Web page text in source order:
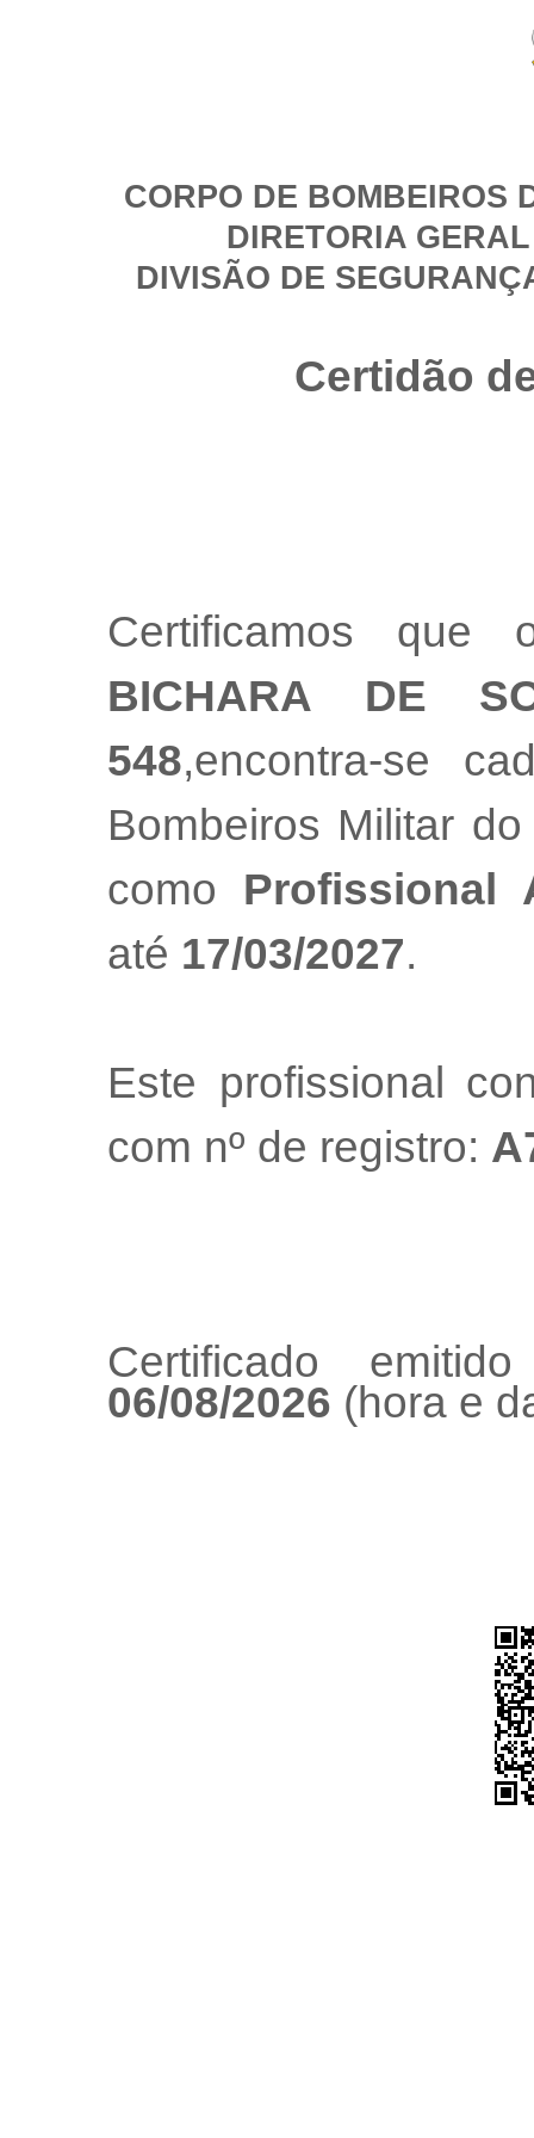
CORPO DE BOMBEIROS
DIRETORIA
DIVISÃO DE
Certidão
Certificamos que
BICHARA DE
548,encontra-se
Bombeiros Militar
como Profissional
até 17/03/2027.
Este profissional
com nº de registro:
Certificado
06/08/2026 (hora e